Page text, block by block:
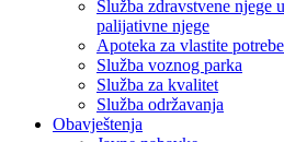
Služba zdravstvene njege
palijativne njege
Apoteka za vlastite potrebe
Služba voznog parka
Služba za kvalitet
Služba održavanja
Obavještenja